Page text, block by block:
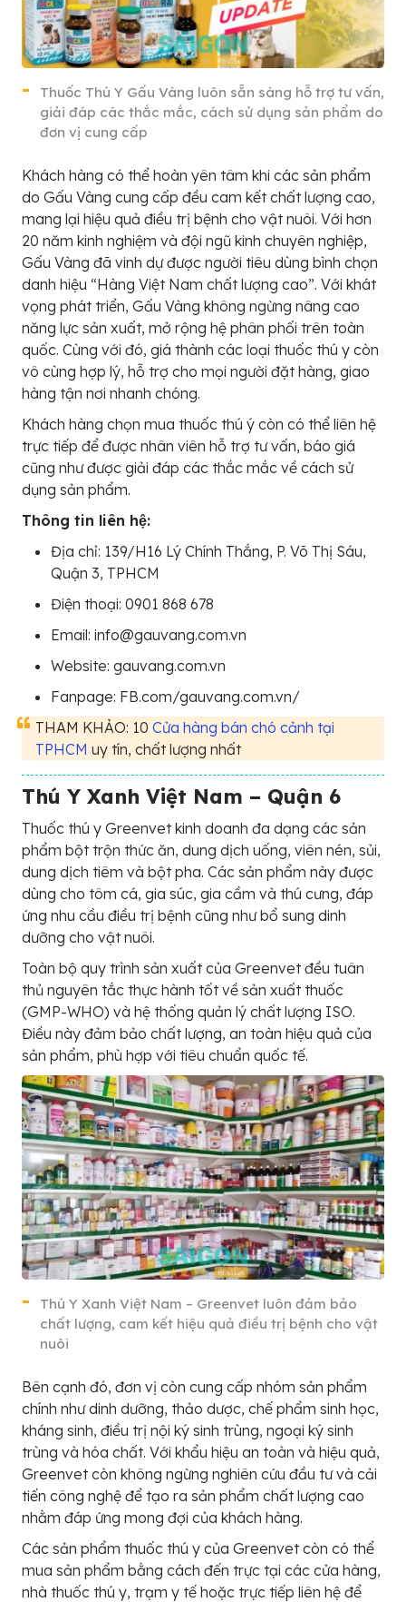
Thuốc Thú Y Gấu Vàng luôn sẵn sàng hỗ trợ tư vấn,
giải đáp các thắc mắc, cách sử dụng sản phẩm do
đơn vị cung cấp
Khách hàng có thể hoàn yên tâm khi các sản phẩm
do Gấu Vàng cung cấp đều cam kết chất lượng cao,
mang lại hiệu quả điều trị bệnh cho vật nuôi. Với hơn
20 năm kinh nghiệm và đội ngũ kinh chuyên nghiệp,
Gấu Vàng đã vinh dự được người tiêu dùng bình chọn
danh hiệu “Hàng Việt Nam chất lượng cao”. Với khát
vọng phát triển, Gấu Vàng không ngừng nâng cao
năng lực sản xuất, mở rộng hệ phân phối trên toàn
quốc. Cùng với đó, giá thành các loại thuốc thú y còn
vô cùng hợp lý, hỗ trợ cho mọi người đặt hàng, giao
hàng tận nơi nhanh chóng.
Khách hàng chọn mua thuốc thú ý còn có thể liên hệ
trực tiếp để được nhân viên hỗ trợ tư vấn, báo giá
cũng như được giải đáp các thắc mắc về cách sử
dụng sản phẩm.
Thông tin liên hệ:
Địa chỉ: 139/H16 Lý Chính Thắng, P. Võ Thị Sáu,
Quận 3, TPHCM
Điện thoại: 0901 868 678
Email: info@gauvang.com.vn
Website: gauvang.com.vn
Fanpage: FB.com/gauvang.com.vn/
THAM KHẢO: 10 Cửa hàng bán chó cảnh tại
TPHCM uy tín, chất lượng nhất
Thú Y Xanh Việt Nam – Quận 6
Thuốc thú y Greenvet kinh doanh đa dạng các sản
phẩm bột trộn thức ăn, dung dịch uống, viên nén, sủi,
dung dịch tiêm và bột pha. Các sản phẩm này được
dùng cho tôm cá, gia súc, gia cầm và thú cưng, đáp
ứng nhu cầu điều trị bệnh cũng như bổ sung dinh
dưỡng cho vật nuôi.
Toàn bộ quy trình sản xuất của Greenvet đều tuân
thủ nguyên tắc thực hành tốt về sản xuất thuốc
(GMP-WHO) và hệ thống quản lý chất lượng ISO.
Điều này đảm bảo chất lượng, an toàn hiệu quả của
sản phẩm, phù hợp với tiêu chuẩn quốc tế.
Thú Y Xanh Việt Nam – Greenvet luôn đảm bảo
chất lượng, cam kết hiệu quả điều trị bệnh cho vật
nuôi
Bên cạnh đó, đơn vị còn cung cấp nhóm sản phẩm
chính như dinh dưỡng, thảo dược, chế phẩm sinh học,
kháng sinh, điều trị nội ký sinh trùng, ngoại ký sinh
trùng và hóa chất. Với khẩu hiệu an toàn và hiệu quả,
Greenvet còn không ngừng nghiên cứu đầu tư và cải
tiến công nghệ để tạo ra sản phẩm chất lượng cao
nhằm đáp ứng mong đợi của khách hàng.
Các sản phẩm thuốc thú y của Greenvet còn có thể
mua sản phẩm bằng cách đến trực tại các cửa hàng,
nhà thuốc thú y, trạm y tế hoặc trực tiếp liên hệ để